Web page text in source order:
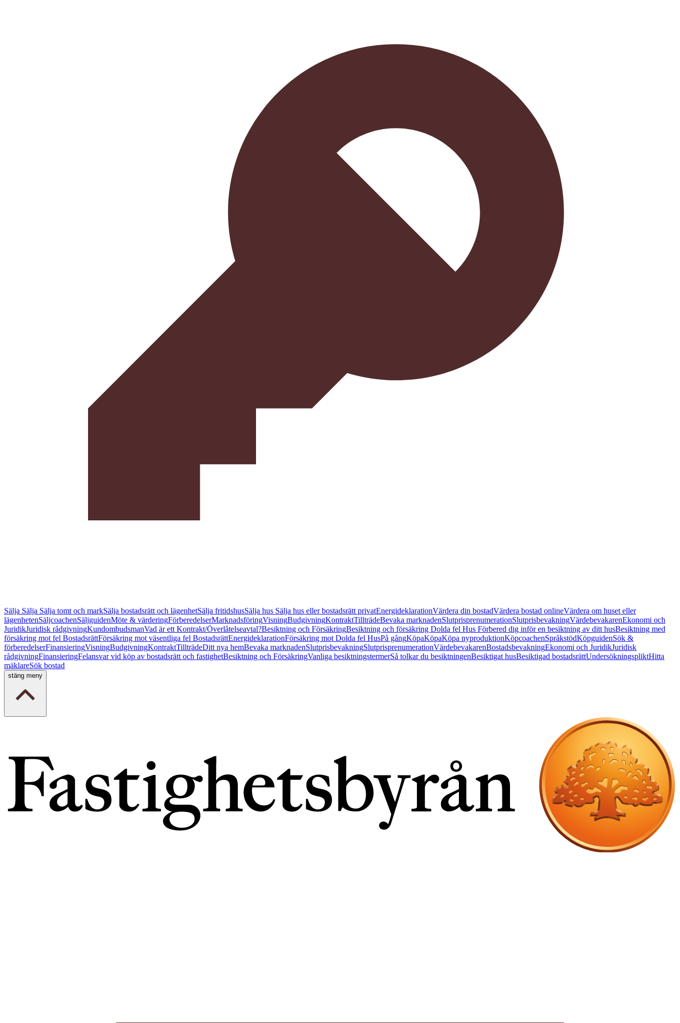
Sälja Sälja Sälja tomt och markSälja bostadsrätt och lägenhetSälja fritidshusSälja hus Sälja hus eller bostadsrätt privatEnergideklarationVärdera din bostadVärdera bostad onlineVärdera om huset eller
lägenhetenSäljcoachenSäljguidenMöte & värderingFörberedelserMarknadsföringVisningBudgivningKontraktTillträdeBevaka marknadenSlutprisprenumerationSlutprisbevakningVärdebevakarenEkonomi och
JuridikJuridisk rådgivningKundombudsmanVad är ett Kontrakt/Överlåtelseavtal?Besiktning och FörsäkringBesiktning och försäkring Dolda fel Hus Förbered dig inför en besiktning av ditt husBesiktning med
försäkring mot fel BostadsrättFörsäkring mot väsentliga fel BostadsrättEnergideklarationFörsäkring mot Dolda fel HusPå gångKöpaKöpaKöpa nyproduktionKöpcoachenSpråkstödKöpguidenSök &
förberedelserFinansieringVisningBudgivningKontraktTillträdeDitt nya hemBevaka marknadenSlutprisbevakningSlutprisprenumerationVärdebevakarenBostadsbevakningEkonomi och JuridikJuridisk
rådgivningFinansieringFelansvar vid köp av bostadsrätt och fastighetBesiktning och FörsäkringVanliga besiktningstermerSå tolkar du besiktningenBesiktigat husBesiktigad bostadsrättUndersökningspliktHitta
mäklareSök bostad
stäng meny